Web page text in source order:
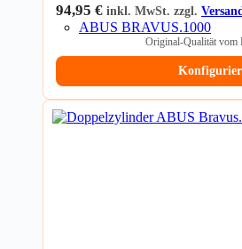
94,95 € inkl. MwSt. zzgl.
ABUS BRAVUS.1000
Original-Qualität vom